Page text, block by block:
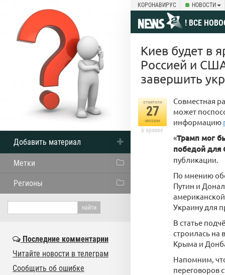
КОРОНАВИРУС НОВОСТИ
! ВСЕ
Киев будет в
Россией и
завершить
отметили
27
человек
в архиве
Совместная
может
информацию
«Трамп мог
победой для
публикации.
По мнению
Путин и
Украину для
В статье
строилась на
Крыма и
Напомним,
переговоров
Добавить материал
Метки
Регионы
Последние комментарии
Читайте новости в телеграм
Сообщить об ошибке